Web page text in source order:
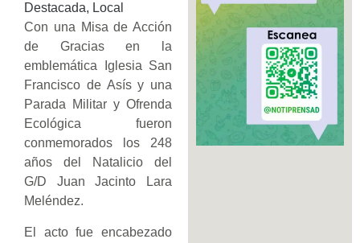
Destacada, Local
Con una Misa de Acción
de Gracias en la
emblemática Iglesia San
Francisco de Asís y una
Parada Militar y Ofrenda
Ecológica fueron
conmemorados los 248
años del Natalicio del
G/D Juan Jacinto Lara
Meléndez.
El acto fue encabezado